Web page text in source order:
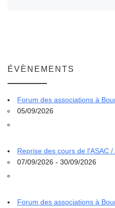
ÉVÈNEMENTS
Forum des associations à
05/09/2026
Reprise des cours de l'ASAC /
07/09/2026 - 30/09/2026
Forum des associations à